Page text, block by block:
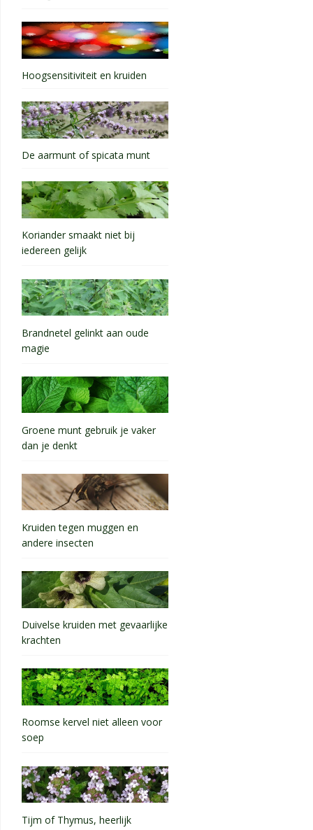
Hoogsensitiviteit en kruiden
De aarmunt of spicata munt
Koriander smaakt niet bij
iedereen gelijk
Brandnetel gelinkt aan oude
magie
Groene munt gebruik je vaker
dan je denkt
Kruiden tegen muggen en
andere insecten
Duivelse kruiden met gevaarlijke
krachten
Roomse kervel niet alleen voor
soep
Tijm of Thymus, heerlijk